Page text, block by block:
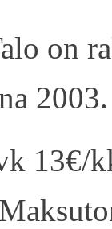
on
2003.
13€/